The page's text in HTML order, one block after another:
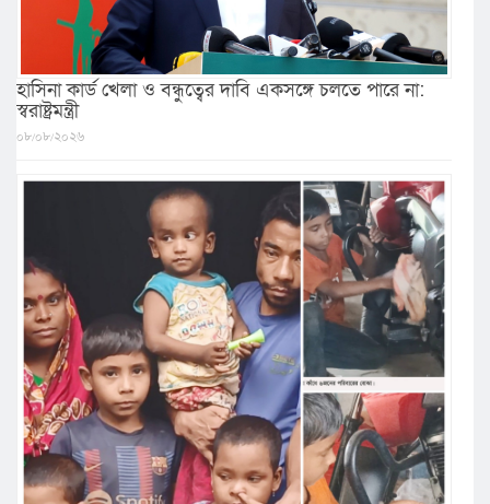
হাসিনা কার্ড খেলা ও বন্ধুত্বের দাবি একসঙ্গে চলতে পারে না:
স্বরাষ্ট্রমন্ত্রী
০৮/০৮/২০২৬